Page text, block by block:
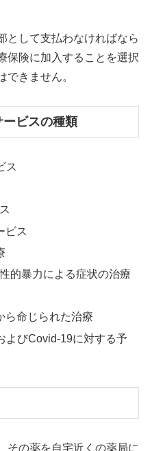
として支払わなければなら
保険に加入することを選択
できません。
ビスの種類
ス
ビス
的暴力による症状の治療
ら命じられた治療
よびCovid-19に対する予
その薬を自宅近くの薬局に